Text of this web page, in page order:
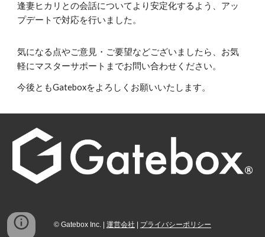
逢妻ヒカリとの会話についてより安定化するよう、 アッ
プデートで対応を行いました。
気になる点やご意見・ご要望などございましたら、お気
軽にマスターサポートまでお問い合わせください。
今後ともGateboxをよろしくお願いいたします。
© Gatebox nc. | 運営会社 プライバシーポリシー